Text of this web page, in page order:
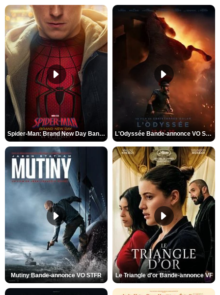
Spider-Man: Brand New Day Bande-annonce VO STFR L'Odyssée Bande-annonce VO STFR
Mutiny Bande-annonce VO STFR Le Triangle d'or Bande-annonce VF